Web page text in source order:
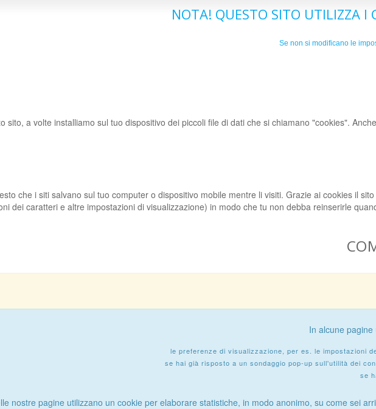
NOTA! QUESTO SITO UTILIZZA I
Se non si modificano le
sito, a volte installiamo sul tuo dispositivo dei piccoli file di dati che si chiamano "cookies".
che i siti salvano sul tuo computer o dispositivo mobile mentre li visiti. Grazie ai cookies il
dei caratteri e altre impostazioni di visualizzazione) in modo che tu non debba reinserirle
In alcune
le preferenze di visualizzazione, per es. le impostazioni
se hai già risposto a un sondaggio pop-up sull'utilità dei
se
nostre pagine utilizzano un cookie per elaborare statistiche, in modo anonimo, su come sei